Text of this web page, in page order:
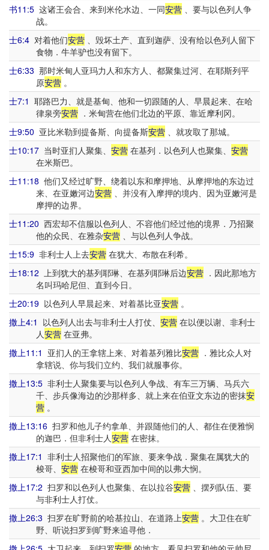
书11:5 这诸王会合、来到米伦水边、一同安营 、要与以色列人争
战。
士6:4 对着他们安营 、毁坏土产、直到迦萨、没有给以色列人留下
食物．牛羊驴也没有留下。
士6:33 那时米甸人亚玛力人和东方人、都聚集过河、在耶斯列平
原安营。
士7:1 耶路巴力、就是基甸、他和一切跟随的人、早晨起来、在哈
律泉旁安营．米甸营在他们北边的平原、靠近摩利冈。
士9:50 亚比米勒到提备斯、向提备斯安营 、就攻取了那城。
士10:17 当时亚扪人聚集、 安营 在基列．以色列人也聚集、 安营
在米斯巴。
士11:18 他们又经过旷野、绕着以东和摩押地、从摩押地的东边过
来、在亚嫩河边安营、并没有入摩押的境内、因为亚嫩河是
摩押的边界。
士11:20 西宏却不信服以色列人、不容他们经过他的境界．乃招聚
他的众民、在雅杂安营、与以色列人争战。
士15:9 非利士人上去安营 在犹大、布散在利希。
士18:12 上到犹大的基列耶琳、在基列耶琳后边安营 ．因此那地方
名叫玛哈尼但、直到今日。
士20:19 以色列人早晨起来、对着基比亚安营 。
撒上4:1 以色列人出去与非利士人打仗、 安营 在以便以谢、非利士
人安营在亚弗。
撒上11:1 亚扪人的王拿辖上来、对着基列雅比安营 ．雅比众人对
拿辖说、你与我们立约、我们就服事你。
撒上13:5 非利士人聚集要与以色列人争战、有车三万辆、马兵六
千、步兵像海边的沙那样多、就上来在伯亚文东边的密抹安
营。
撒上13:16 扫罗和他儿子约拿单、并跟随他们的人、都住在便雅悯
的迦巴．但非利士人安营在密抹。
撒上17:1 非利士人招聚他们的军旅、要来争战．聚集在属犹大的
梭哥、 安营在梭哥和亚西加中间的以弗大悯。
撒上17:2 扫罗和以色列人也聚集、在以拉谷安营 、摆列队伍、要
与非利士人打仗。
撒上26:3 扫罗在旷野前的哈基拉山、在道路上安营 。大卫住在旷
野、听说扫罗到旷野来追寻他．